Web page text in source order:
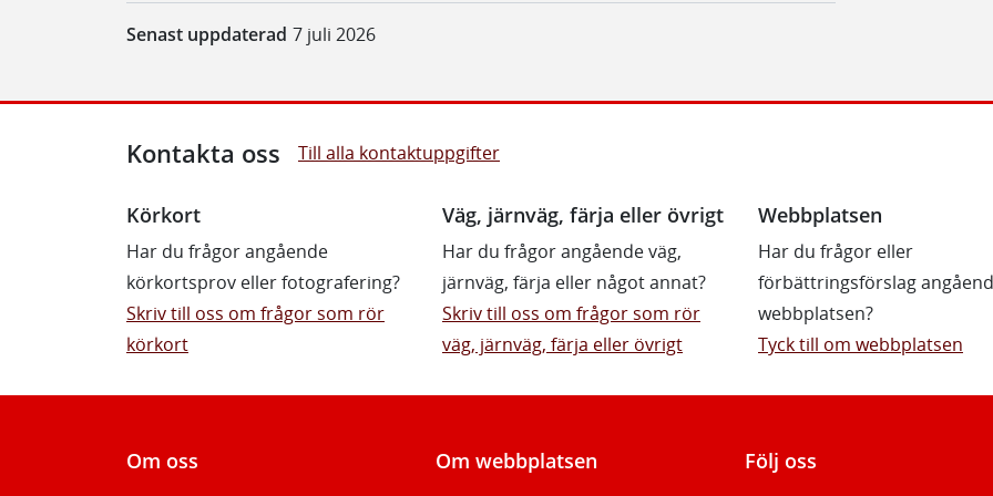
Senast uppdaterad 7 juli 2026
Kontakta oss Till alla kontaktuppgifter
Körkort
Har du frågor angående
körkortsprov eller fotografering?
Skriv till oss om frågor som rör
körkort
Väg, järnväg, färja eller övrigt
Har du frågor angående väg,
järnväg, färja eller något annat?
Skriv till oss om frågor som rör
väg, järnväg, färja eller övrigt
Webbplatsen
Har du frågor eller
förbättringsförslag
webbplatsen?
Tyck till om webbplatsen
Om oss Om webbplatsen Följ oss